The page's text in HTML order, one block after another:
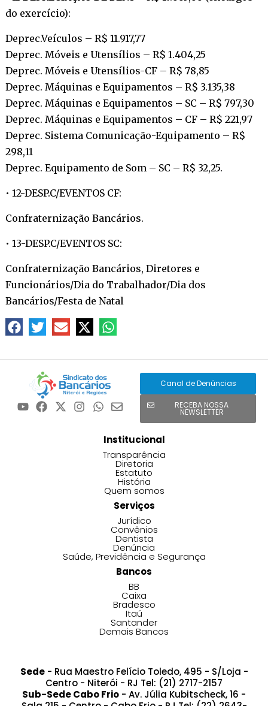
do exercício):
Deprec.Veículos – R$ 11.917,77
Deprec. Móveis e Utensílios – R$ 1.404,25
Deprec. Móveis e Utensílios-CF – R$ 78,85
Deprec. Máquinas e Equipamentos – R$ 3.135,38
Deprec. Máquinas e Equipamentos – SC – R$ 797,30
Deprec. Máquinas e Equipamentos – CF – R$ 221,97
Deprec. Sistema Comunicação-Equipamento – R$
298,11
Deprec. Equipamento de Som – SC – R$ 32,25.
• 12-DESP.C/EVENTOS CF:
Confraternização Bancários.
• 13-DESP.C/EVENTOS SC:
Confraternização Bancários, Diretores e
Funcionários/Dia do Trabalhador/Dia dos
Bancários/Festa de Natal
Canal de Denúncias
RECEBA NOSSA
NEWSLETTER
Institucional
Transparência
Diretoria
Estatuto
História
Quem somos
Serviços
Jurídico
Convênios
Dentista
Denúncia
Saúde, Previdência e Segurança
Bancos
BB
Caixa
Bradesco
Itaú
Santander
Demais Bancos
Sede- Rua Maestro Felício Toledo, 495 - S/Loja -
Centro - Niterói - RJ Tel: (21) 2717-2157
Sub-Sede Cabo Frio - Av. Júlia Kubitscheck, 16 -